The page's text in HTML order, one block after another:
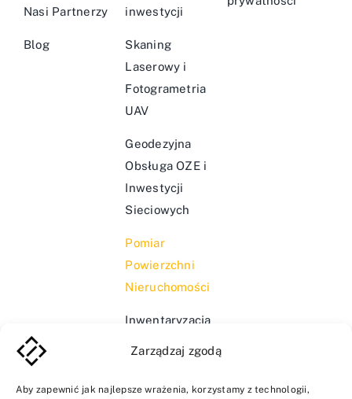
Zarządzaj zgodą
Aby zapewnić jak najlepsze wrażenia, korzystamy z technologii,
Nasi Partnerzy
Blog
inwestycji
Skaning
Laserowy i
Fotogrametria
UAV
Geodezyjna
Obsługa OZE i
Inwestycji
Sieciowych
Pomiar
Powierzchni
Nieruchomości
Inwentaryzacja
Kanalizacyjnej